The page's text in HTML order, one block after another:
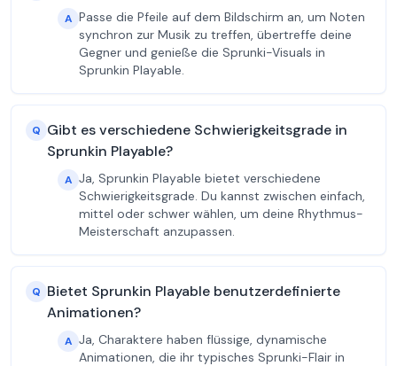
A Passe die Pfeile auf dem Bildschirm an, um Noten
synchron zur Musik zu treffen, übertreffe deine
Gegner und genieße die Sprunki-Visuals in
Sprunkin Playable.
Q Gibt es verschiedene Schwierigkeitsgrade in
Sprunkin Playable?
A Ja, Sprunkin Playable bietet verschiedene
Schwierigkeitsgrade. Du kannst zwischen einfach,
mittel oder schwer wählen, um deine Rhythmus-
Meisterschaft anzupassen.
Q Bietet Sprunkin Playable benutzerdefinierte
Animationen?
A Ja, Charaktere haben flüssige, dynamische
Animationen, die ihr typisches Sprunki-Flair in